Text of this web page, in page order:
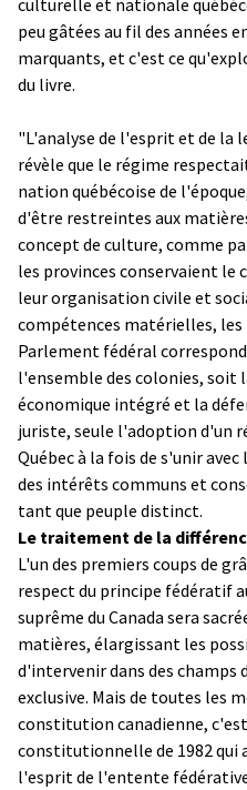
peu gâtées au fil des années
marquants, et c'est ce
du livre.
"L'analyse de l'esprit et de
révèle que le régime
nation québécoise de
d'être restreintes aux
concept de culture, comme
les provinces conservaient le
leur organisation civile et
compétences matérielles,
Parlement fédéral
l'ensemble des colonies, soit
économique intégré et la
juriste, seule l'adoption d'un
Québec à la fois de s'unir
des intérêts communs et
tant que peuple distinct.
Le traitement de la
L'un des premiers coups de
respect du principe fédératif
suprême du Canada sera
matières, élargissant les
d'intervenir dans des champs
exclusive. Mais de toutes les
constitution canadienne,
constitutionnelle de 1982 qui
l'esprit de l'entente